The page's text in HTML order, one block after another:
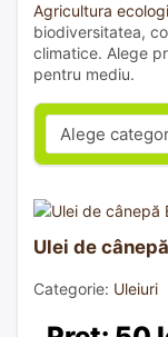
Agricultura
biodiversitatea,
climatice. Alege
pentru mediu.
Ulei de
Categorie: Uleiuri